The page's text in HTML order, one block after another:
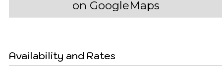
on GoogleMaps
Availability and Rates